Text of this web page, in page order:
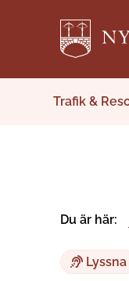
Trafik &
Du är här:
Lyssna